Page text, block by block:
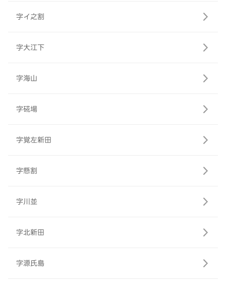
字イ之割
字大江下
字海山
字硴場
字覚左新田
字懸割
字川並
字北新田
字源氏島